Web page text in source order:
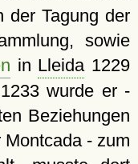
der Tagung der
sowie
in Lleida1229
wurde er -
Beziehungen
- zum